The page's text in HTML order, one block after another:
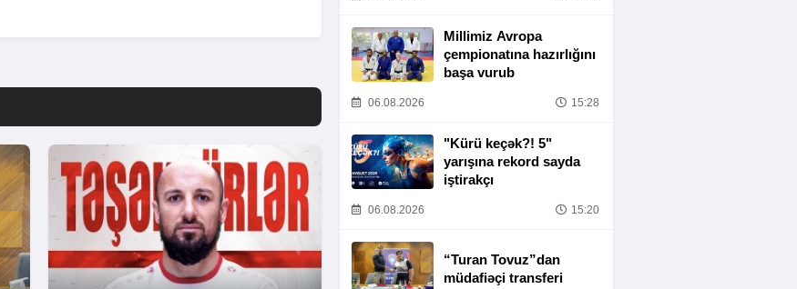
Millimiz Avropa
çempionatına hazırlığını
başa vurub
06.08.2026 15:28
"Kürü keçək?! 5"
yarışına rekord sayda
iştirakçı
06.08.2026 15:20
“Turan Tovuz”dan
müdafiəçi transferi